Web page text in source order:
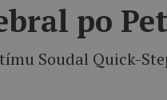
po
Soudal Quick-